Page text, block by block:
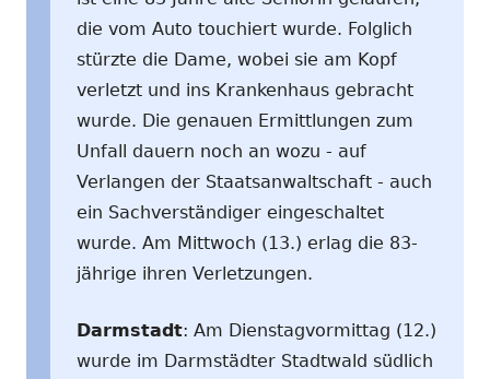
die vom Auto touchiert wurde. Folglich
stürzte die Dame, wobei sie am Kopf
verletzt und ins Krankenhaus gebracht
wurde. Die genauen Ermittlungen zum
Unfall dauern noch an wozu - auf
Verlangen der Staatsanwaltschaft - auch
ein Sachverständiger eingeschaltet
wurde. Am Mittwoch (13.) erlag die 83-
jährige ihren Verletzungen.
Darmstadt: Am Dienstagvormittag (12.)
wurde im Darmstädter Stadtwald südlich